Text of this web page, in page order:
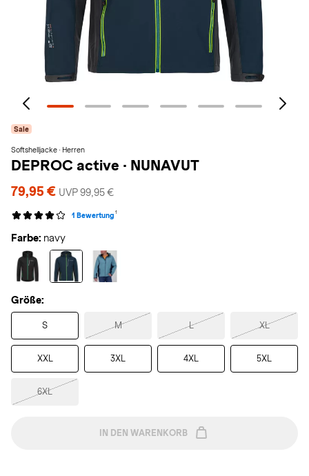
Sale
Softshelljacke · Herren
DEPROC active · NUNAVUT
79,95 € UVP 99,95 €
1 Bewertung 1
Farbe: navy
Größe:
S M L XL
XXL 3XL 4XL 5XL
6XL
IN DEN WARENKORB